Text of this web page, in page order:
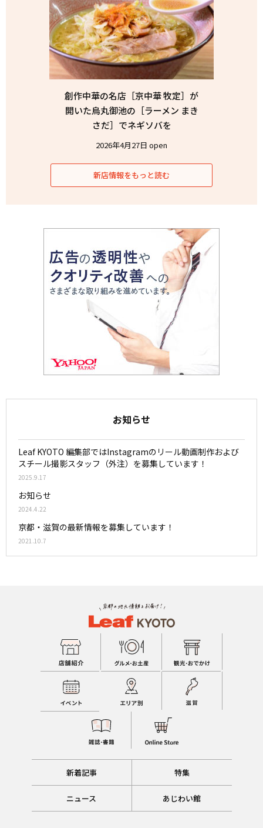
創作中華の名店［京中華 牧定］が
開いた烏丸御池の［ラーメン まき
さだ］でネギソバを
2026年4月27日 open
新店情報をもっと読む
お知らせ
Leaf KYOTO 編集部ではInstagramのリール動画制作および
スチール撮影スタッフ（外注）を募集しています！
2025.9.17
お知らせ
2024.4.22
京都・滋賀の最新情報を募集しています！
2021.10.7
新着記事 特集
ニュース あじわい館